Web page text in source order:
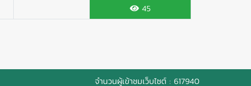
45
จำนวนผู้เข้าชมเว็บไซต์ : 617940